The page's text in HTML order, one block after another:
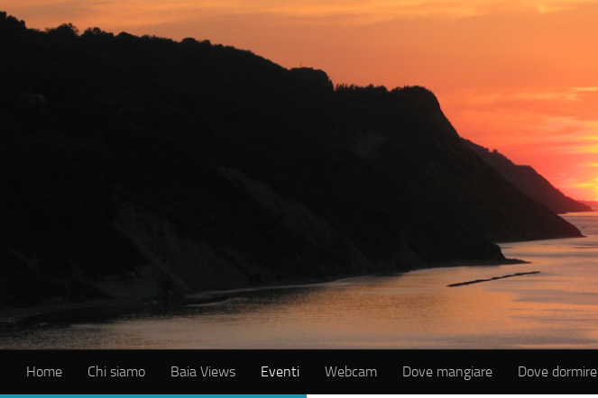
Salta al contenuto
Home Chi siamo Baia Views Eventi Webcam Dove mangiare Dove dormire